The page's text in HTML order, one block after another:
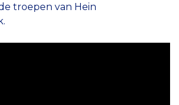
troepen van Hein